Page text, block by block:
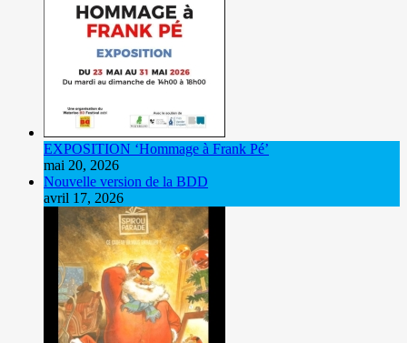
EXPOSITION ‘Hommage à Frank Pé’
mai 20, 2026
Nouvelle version de la BDD
avril 17, 2026